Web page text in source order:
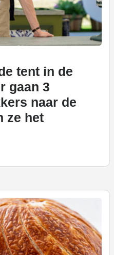
tent in de
gaan 3
naar de
ze het